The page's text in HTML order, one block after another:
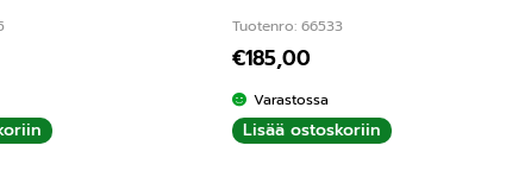
Tuotenro: 66533
€185,00
Varastossa
Lisää ostoskoriin